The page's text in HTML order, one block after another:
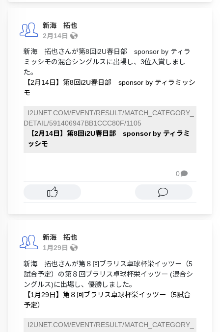
新海 拓也
2月14日
新海 拓也さんが第8回i2U春日部 sponsor by ティラ
ミッシモの混合シングルスに出場し、3位入賞しまし
た。
【2月14日】第8回i2U春日部 sponsor by ティラミッシ
モ
I2UNET.COM/EVENT/RESULT/MATCH_CATEGORY_
DETAIL/591406947BB1CCC80F/1105
【2月14日】第8回i2U春日部 sponsor by ティラミ
ッシモ
0
新海 拓也
1月29日
新海 拓也さんが第８回ブラリス卓球杯栄イッツー（5
試合予定）の第８回ブラリス卓球杯栄イッツー (混合シ
ングルス)に出場し、優勝しました。
【1月29日】第８回ブラリス卓球杯栄イッツー（5試合
予定）
I2UNET.COM/EVENT/RESULT/MATCH_CATEGORY_